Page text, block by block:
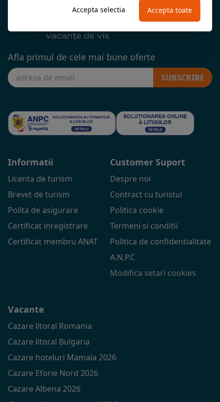
Afla primul de cele mai bune oferte
SUBSCRIBE
Informatii
Licenta de turism
Brevet de turism
Polita de asigurare
Certificat inregistrare
Certificat membru ANAT
Customer Suport
Despre noi
Contract cu turistul
Politica cookie
Termeni si conditii
Politica de confidentialitate
A.N.P.C
Modifica setari cookies
Vacante
Cazare litoral Romania
Cazare litoral Bulgaria
Cazare hoteluri Mamaia 2026
Cazare Eforie Nord 2026
Cazare Albena 2026
Accepta selectia Accepta toate